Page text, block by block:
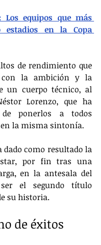
Los equipos que más
estadios en la Copa
de rendimiento que
con la ambición y la
un cuerpo técnico, al
Lorenzo, que ha
ponerlos a todos
la misma sintonía.
dado como resultado la
por fin tras una
en la antesala del
el segundo título
su historia.
de éxitos